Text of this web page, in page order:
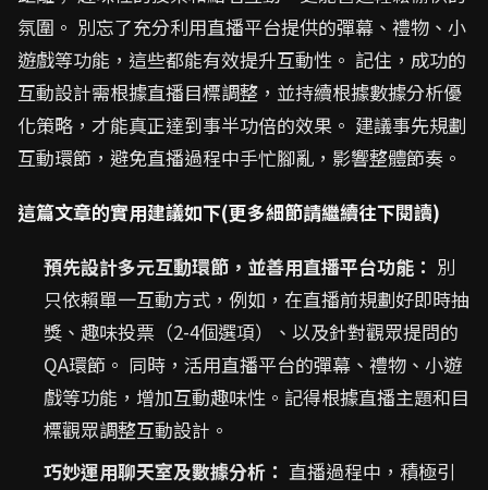
氛圍。 別忘了充分利用直播平台提供的彈幕、禮物、小
遊戲等功能，這些都能有效提升互動性。 記住，成功的
互動設計需根據直播目標調整，並持續根據數據分析優
化策略，才能真正達到事半功倍的效果。 建議事先規劃
互動環節，避免直播過程中手忙腳亂，影響整體節奏。
這篇文章的實用建議如下(更多細節請繼續往下閱讀)
預先設計多元互動環節，並善用直播平台功能： 別
只依賴單一互動方式，例如，在直播前規劃好即時抽
獎、趣味投票（2-4個選項）、以及針對觀眾提問的
QA環節。 同時，活用直播平台的彈幕、禮物、小遊
戲等功能，增加互動趣味性。記得根據直播主題和目
標觀眾調整互動設計。
巧妙運用聊天室及數據分析： 直播過程中，積極引